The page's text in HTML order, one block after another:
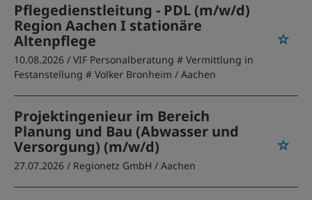
Pflegedienstleitung - PDL (m/w/d)
Region Aachen I stationäre
Altenpflege
10.08.2026 / VIF Personalberatung # Vermittlung in
Festanstellung # Volker Bronheim / Aachen
Projektingenieur im Bereich
Planung und Bau (Abwasser und
Versorgung) (m/w/d)
27.07.2026 / Regionetz GmbH / Aachen